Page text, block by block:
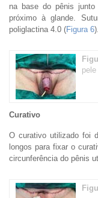
na base do pênis
próximo à glande.
poliglactina 4.0 (Figura 6).
pele
Curativo
O curativo utilizado foi
longos para fixar o
circunferência do pênis